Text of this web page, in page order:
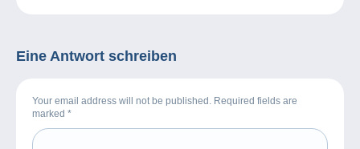
Eine Antwort schreiben
Your email address will not be published. Required fields are
marked *